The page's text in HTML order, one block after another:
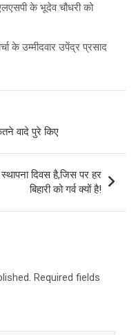
के भूदेव चौधरी को
के उम्मीदवार उपेंद्र प्रसाद
वादे पुरे किए
दिवस है,जिस पर हर
बिहारी को गर्व क्यों है!
Required fields